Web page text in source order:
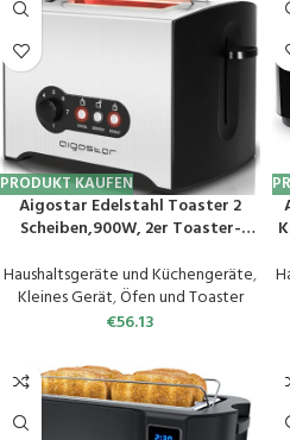
PRODUKT KAUFEN
Aigostar Edelstahl Toaster 2
Scheiben,900W, 2er Toaster-
Auftau & Aufwärm Funktion, 7
Bräunungsstufen,
Herausnehmbar Krümelfach,
Haushaltsgeräte und Küchengeräte,
Kleines Gerät,Öfen und Toaster
€56.13